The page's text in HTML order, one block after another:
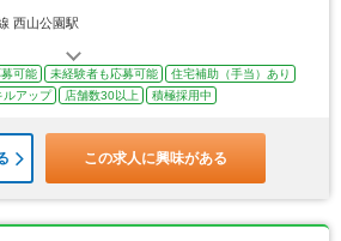
西山公園駅
可能 未経験者も応募可能
住宅補助（手当）あり
ルアップ 店舗数30以上 積極採用中
この求人に興味がある